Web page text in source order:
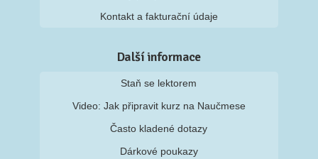
Kontakt a fakturační údaje
Další informace
Staň se lektorem
Video: Jak připravit kurz na Naučmese
Často kladené dotazy
Dárkové poukazy